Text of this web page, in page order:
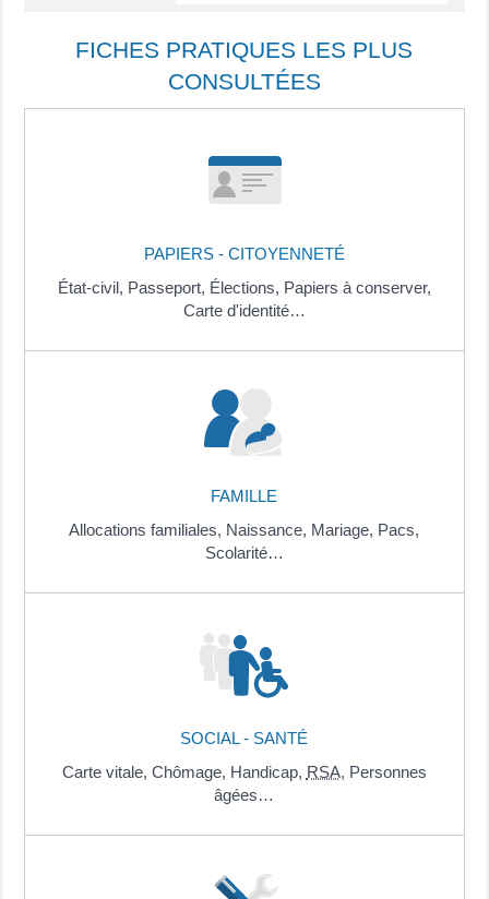
FICHES PRATIQUES LES PLUS
CONSULTÉES
PAPIERS - CITOYENNETÉ
État-civil, Passeport, Élections, Papiers à conserver,
Carte d'identité…
FAMILLE
Allocations familiales, Naissance, Mariage, Pacs,
Scolarité…
SOCIAL - SANTÉ
Carte vitale, Chômage, Handicap, RSA, Personnes
âgées…